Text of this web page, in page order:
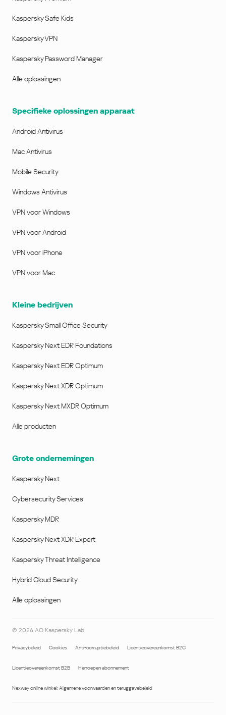
Kaspersky Safe Kids
Kaspersky VPN
Kaspersky Password Manager
Alle oplossingen
Specifieke oplossingen apparaat
Android Antivirus
Mac Antivirus
Mobile Security
Windows Antivirus
VPN voor Windows
VPN voor Android
VPN voor iPhone
VPN voor Mac
Kleine bedrijven
Kaspersky Small Office Security
Kaspersky Next EDR Foundations
Kaspersky Next EDR Optimum
Kaspersky Next XDR Optimum
Kaspersky Next MXDR Optimum
Alle producten
Grote ondernemingen
Kaspersky Next
Cybersecurity Services
Kaspersky MDR
Kaspersky Next XDR Expert
Kaspersky Threat Intelligence
Hybrid Cloud Security
Alle oplossingen
© 2026 AO Kaspersky Lab
Privacybeleid Cookies Anti-corruptiebeleid Licentieovereenkomst B2C
Licentieovereenkomst B2B Herroepen abonnement
Nexway online winkel: Algemene voorwaarden en teruggavebeleid